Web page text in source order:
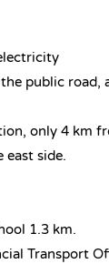
public road,
only 4 km
east side.
1.3 km.
Transport